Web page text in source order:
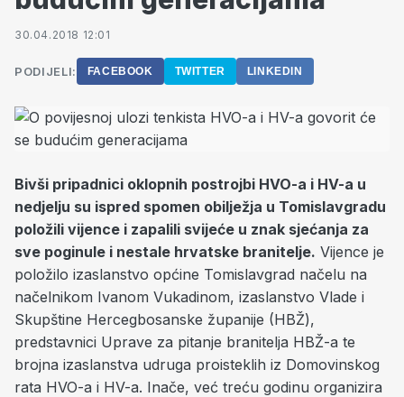
30.04.2018 12:01
PODIJELI: FACEBOOK TWITTER LINKEDIN
Bivši pripadnici oklopnih postrojbi HVO-a i HV-a u
nedjelju su ispred spomen obilježja u Tomislavgradu
položili vijence i zapalili svijeće u znak sjećanja za
sve poginule i nestale hrvatske branitelje. Vijence je
položilo izaslanstvo općine Tomislavgrad načelu na
načelnikom Ivanom Vukadinom, izaslanstvo Vlade i
Skupštine Hercegbosanske županije (HBŽ),
predstavnici Uprave za pitanje branitelja HBŽ-a te
brojna izaslanstva udruga proisteklih iz Domovinskog
rata HVO-a i HV-a. Inače, već treću godinu organizira